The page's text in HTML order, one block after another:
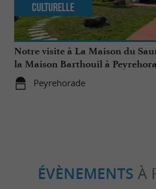
Notre visite à La Maison du
la Maison Barthouil à
Peyrehorade
Culturelle
ÉVÈNEMENTS À